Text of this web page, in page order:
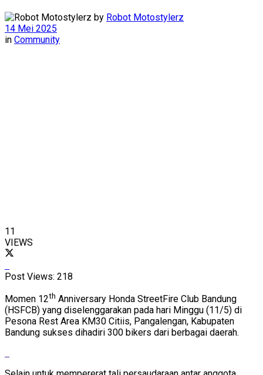
by Robot Motostylerz
14 Mei 2025
in Community
11
VIEWS
Post Views: 218
Momen 12th Anniversary Honda StreetFire Club Bandung
(HSFCB) yang diselenggarakan pada hari Minggu (11/5) di
Pesona Rest Area KM30 Citiis, Pangalengan, Kabupaten
Bandung sukses dihadiri 300 bikers dari berbagai daerah.